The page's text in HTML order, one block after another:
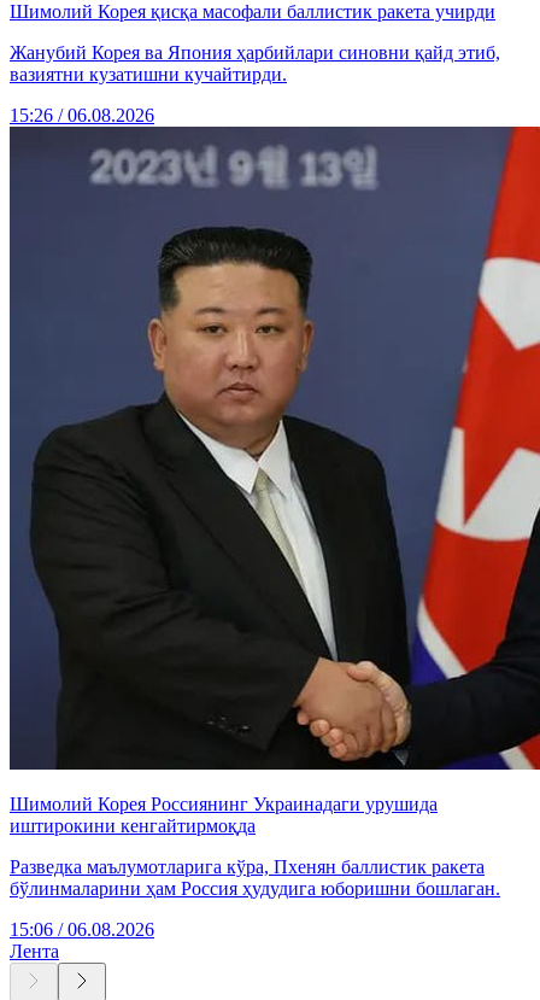
Шимолий Корея қисқа масофали баллистик ракета учирди
Жанубий Корея ва Япония ҳарбийлари синовни қайд этиб,
вазиятни кузатишни кучайтирди.
15:26 / 06.08.2026
Шимолий Корея Россиянинг Украинадаги урушида
иштирокини кенгайтирмоқда
Разведка маълумотларига кўра, Пхенян баллистик ракета
бўлинмаларини ҳам Россия ҳудудига юборишни бошлаган.
15:06 / 06.08.2026
Лента